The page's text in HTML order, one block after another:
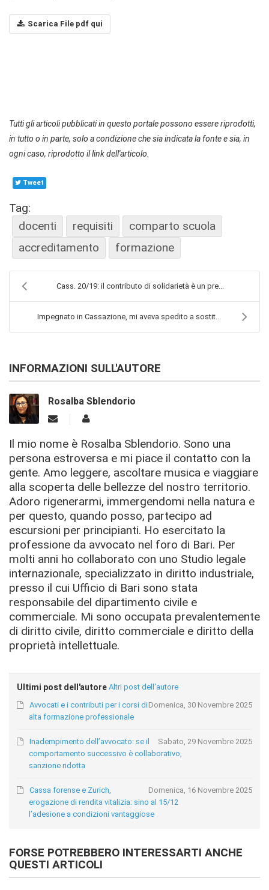
Scarica File pdf qui
Tutti gli articoli pubblicati in questo portale possono essere riprodotti,
in tutto o in parte, solo a condizione che sia indicata la fonte e sia, in
ogni caso, riprodotto il link dell'articolo.
Tweet
Tag:
docenti
requisiti
comparto scuola
accreditamento
formazione
Cass. 20/19: il contributo di solidarietà è un pre...
Impegnato in Cassazione, mi aveva spedito a sostit...
INFORMAZIONI SULL'AUTORE
Rosalba Sblendorio
Il mio nome è Rosalba Sblendorio. Sono una
persona estroversa e mi piace il contatto con la
gente. Amo leggere, ascoltare musica e viaggiare
alla scoperta delle bellezze del nostro territorio.
Adoro rigenerarmi, immergendomi nella natura e
per questo, quando posso, partecipo ad
escursioni per principianti. Ho esercitato la
professione da avvocato nel foro di Bari. Per
molti anni ho collaborato con uno Studio legale
internazionale, specializzato in diritto industriale,
presso il cui Ufficio di Bari sono stata
responsabile del dipartimento civile e
commerciale. Mi sono occupata prevalentemente
di diritto civile, diritto commerciale e diritto della
proprietà intellettuale.
Ultimi post dell'autore Altri post dell'autore
Domenica, 30 Novembre 2025
Avvocati e i contributi per i corsi di
alta formazione professionale
Sabato, 29 Novembre 2025
Inadempimento dell’avvocato: se il
comportamento successivo è collaborativo,
sanzione ridotta
Domenica, 16 Novembre 2025
Cassa forense e Zurich,
erogazione di rendita vitalizia: sino al 15/12
l’adesione a condizioni vantaggiose
FORSE POTREBBERO INTERESSARTI ANCHE
QUESTI ARTICOLI